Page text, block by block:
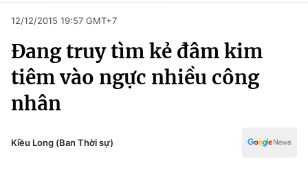
Chuyên mục
Chính trị
Xã hội
Pháp luật
Kinh tế
Thể thao
Truyền hình
Đời sống
12/12/2015 19:57 GMT+7
Đang truy tìm kẻ đâm kim
tiêm vào ngực nhiều công
nhân
Kiều Long (Ban Thời sự)